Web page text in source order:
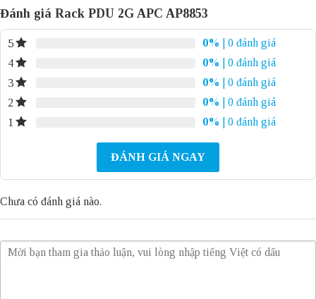
Đánh giá Rack PDU 2G APC AP8853
5 0%
| 0 đánh giá
4
0%
| 0 đánh giá
3
0%
| 0 đánh giá
2
0%
| 0 đánh giá
1
0% | 0 đánh giá
ĐÁNH GIÁ NGAY
Chưa có đánh giá nào.